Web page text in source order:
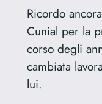
Ricordo
Cunial per la
corso degli
cambiata
lui.